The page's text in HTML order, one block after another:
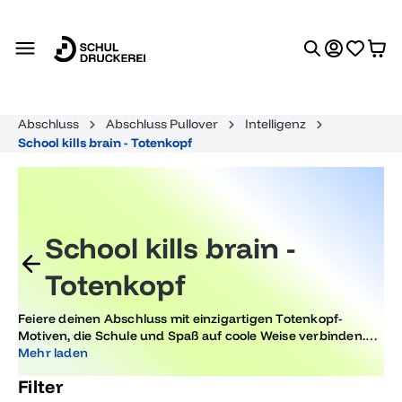
Abschluss Abschluss Pullover
Intelligenz
School kills brain - Totenkopf
School kills brain -
Totenkopf
Feiere deinen Abschluss mit einzigartigen Totenkopf-
Motiven, die Schule und Spaß auf coole Weise verbinden.
Setze stylische Akzente bei deiner Abschlussfeier und zeige
garantiert Eindruck hinterlassen.
Mehr laden
Filter